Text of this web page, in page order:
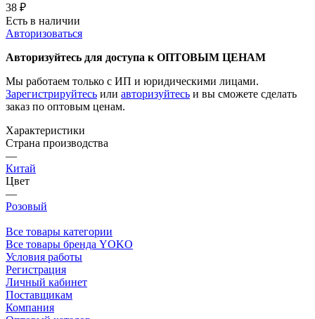
38 ₽
Есть в наличии
Авторизоваться
Авторизуйтесь для доступа к ОПТОВЫМ ЦЕНАМ
Мы работаем только с ИП и юридическими лицами.
Зарегистрируйтесь или авторизуйтесь и вы сможете сделать
заказ по оптовым ценам.
Характеристики
Страна производства
—
Китай
Цвет
—
Розовый
Все товары категории
Все товары бренда YOKO
Условия работы
Регистрация
Личный кабинет
Поставщикам
Компания